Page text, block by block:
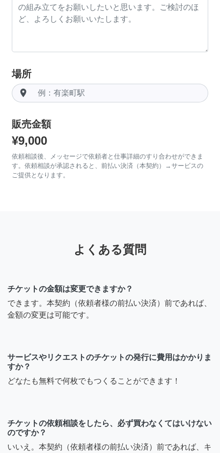
場所
room
販売金額
¥9,000
依頼相談後、メッセージで依頼者と仕事詳細のすり合わせができま
す。依頼相談が承認されると、前払い決済（本契約）→サービスの
ご提供となります。
よくある質問
チケットの金額は変更できますか？
できます。本契約（依頼者様の前払い決済）前であれば、
金額の変更は可能です。
サービスやリクエストのチケットの発行に費用はかかりま
すか？
どなたも無料で何枚でもつくることができます！
チケットの依頼相談をしたら、必ず買わなくてはいけない
のですか？
いいえ。本契約（依頼者様の前払い決済）前であれば、キ